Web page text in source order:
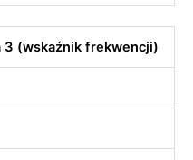
3 (wskaźnik frekwencji)